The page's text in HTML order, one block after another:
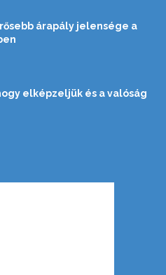
árapály jelensége a
elképzeljük és a valóság